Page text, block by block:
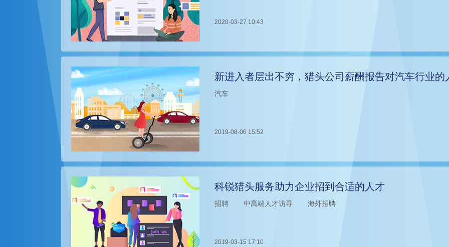
2020-03-27 10:43
新进入者层出不穷，猎头公司薪酬报告对汽车行业的
汽车
2019-08-06 15:52
科锐猎头服务助力企业招到合适的人才
招聘 中高端人才访寻 海外招聘
2019-03-15 17:10